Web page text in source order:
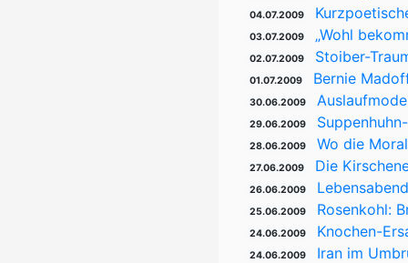
04.07.2009
03.07.2009 „Wohl
02.07.2009 Stoiber-
01.07.2009 Bernie
30.06.2009
29.06.2009
28.06.2009 Wo die
27.06.2009 Die
26.06.2009
25.06.2009 Rosenkohl:
24.06.2009 Knochen-
24.06.2009 Iran im